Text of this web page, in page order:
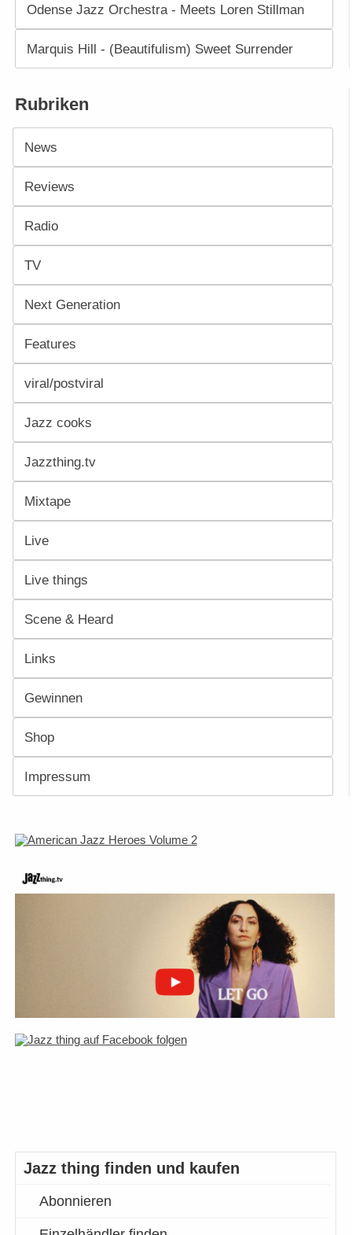
Odense Jazz Orchestra - Meets Loren Stillman
Marquis Hill - (Beautifulism) Sweet Surrender
Rubriken
News
Reviews
Radio
TV
Next Generation
Features
viral/postviral
Jazz cooks
Jazzthing.tv
Mixtape
Live
Live things
Scene & Heard
Links
Gewinnen
Shop
Impressum
Jazz thing finden und kaufen
Abonnieren